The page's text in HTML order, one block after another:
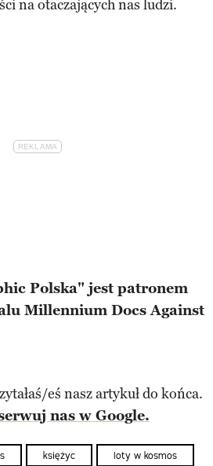
na otaczających nas ludzi.
Polska" jest patronem
Millennium Docs Against
eś nasz artykuł do końca.
nas w Google.
księżyc loty w kosmos